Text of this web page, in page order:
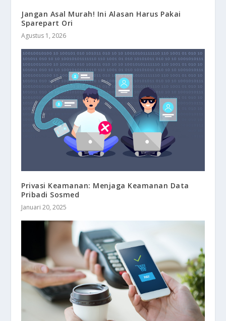
Jangan Asal Murah! Ini Alasan Harus Pakai
Sparepart Ori
Agustus 1, 2026
Privasi Keamanan: Menjaga Keamanan Data
Pribadi Sosmed
Januari 20, 2025